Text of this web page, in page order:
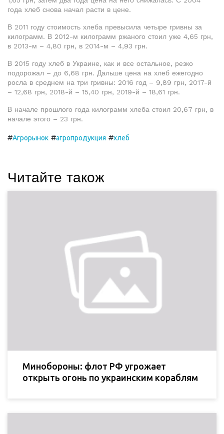
года хлеб снова начал расти в цене.
В 2011 году стоимость хлеба превысила четыре гривны за
килограмм. В 2012-м килограмм ржаного стоил уже 4,65 грн,
в 2013-м – 4,80 грн, в 2014-м – 4,93 грн.
В 2015 году хлеб в Украине, как и все остальное, резко
подорожал – до 6,68 грн. Дальше цена на хлеб ежегодно
росла в среднем на три гривны: 2016 год – 9,89 грн, 2017-й
– 12,68 грн, 2018-й – 15,40 грн, 2019-й – 18,61 грн.
В начале прошлого года килограмм хлеба стоил 20,67 грн, в
начале этого – 23 грн.
#Агрорынок #агропродукция #хлеб
Читайте також
Минобороны: флот РФ угрожает
открыть огонь по украинским кораблям